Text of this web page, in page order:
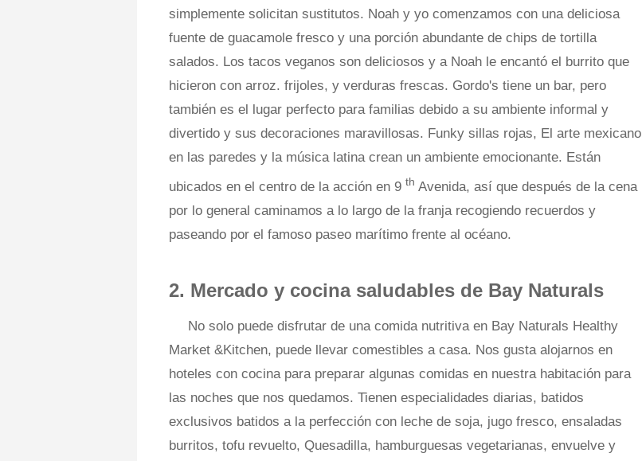
simplemente solicitan sustitutos. Noah y yo comenzamos con una deliciosa
fuente de guacamole fresco y una porción abundante de chips de tortilla
salados. Los tacos veganos son deliciosos y a Noah le encantó el burrito que
hicieron con arroz. frijoles, y verduras frescas. Gordo's tiene un bar, pero
también es el lugar perfecto para familias debido a su ambiente informal y
divertido y sus decoraciones maravillosas. Funky sillas rojas, El arte mexicano
en las paredes y la música latina crean un ambiente emocionante. Están
ubicados en el centro de la acción en 9 th Avenida, así que después de la cena
por lo general caminamos a lo largo de la franja recogiendo recuerdos y
paseando por el famoso paseo marítimo frente al océano.
2. Mercado y cocina saludables de Bay Naturals
No solo puede disfrutar de una comida nutritiva en Bay Naturals Healthy
Market &Kitchen, puede llevar comestibles a casa. Nos gusta alojarnos en
hoteles con cocina para preparar algunas comidas en nuestra habitación para
las noches que nos quedamos. Tienen especialidades diarias, batidos
exclusivos batidos a la perfección con leche de soja, jugo fresco, ensaladas
burritos, tofu revuelto, Quesadilla, hamburguesas vegetarianas, envuelve y